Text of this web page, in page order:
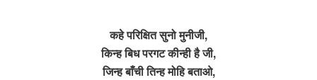
कहे परिक्षित सुनो मुनीजी,
किन्ह बिध परगट कीन्ही है जी,
जिन्ह बाँची तिन्ह मोहि बताओ,